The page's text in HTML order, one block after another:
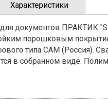
Характеристики
документов ПРАКТИК
порошковым
типа САМ (Россия).
в собранном виде.